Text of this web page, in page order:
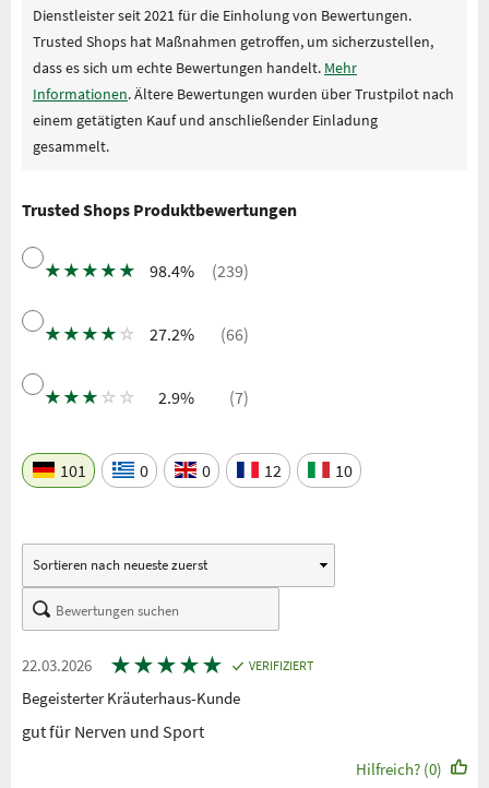
Dienstleister seit 2021 für die Einholung von Bewertungen.
Trusted Shops hat Maßnahmen getroffen, um sicherzustellen,
dass es sich um echte Bewertungen handelt. Mehr
Informationen. Ältere Bewertungen wurden über Trustpilot nach
einem getätigten Kauf und anschließender Einladung
gesammelt.
Trusted Shops Produktbewertungen
★ ★ ★ ★ ★ 98.4% (239)
★ ★ ★ ★ ☆ 27.2% (66)
★ ★ ★ ☆ ☆ 2.9% (7)
101 0 0 12 10
22.03.2026 ★★★★★ VERIFIZIERT
Begeisterter Kräuterhaus-Kunde
gut für Nerven und Sport
Hilfreich? (0)